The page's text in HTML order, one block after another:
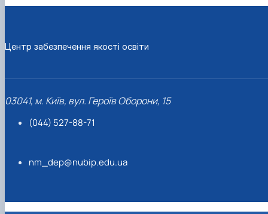
Центр забезпечення якості освіти
03041, м. Київ, вул. Героїв Оборони, 15
(044) 527-88-71
nm_dep@nubip.edu.ua